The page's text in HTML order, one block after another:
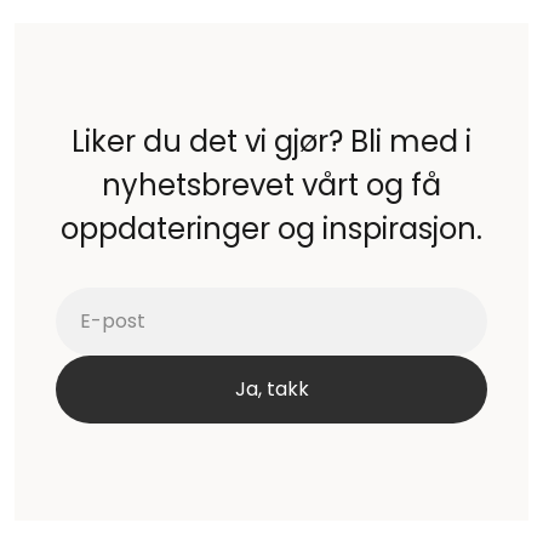
Liker du det vi gjør? Bli med i
nyhetsbrevet vårt og få
oppdateringer og inspirasjon.